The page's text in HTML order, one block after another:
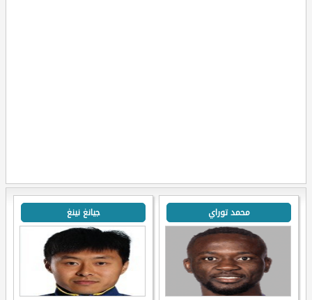
محمد توراي جيانغ نينغ